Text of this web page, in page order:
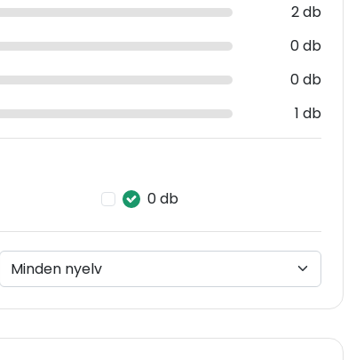
2 db
0 db
0 db
1 db
0 db